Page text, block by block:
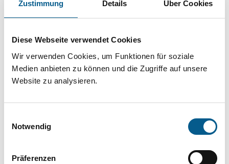
Zustimmung Details Über Cookies
Diese Webseite verwendet Cookies
Wir verwenden Cookies, um Funktionen für soziale
Medien anbieten zu können und die Zugriffe auf unsere
Website zu analysieren.
Notwendig
Präferenzen
Projekt oder ein Vorhaben? Hier können Sie
Stiftungsdatenbank recherchieren. Bei der
Suche bitte die Groß- und Kleinschreibung
beachten.
können durch die Wahl von Bereichen oder